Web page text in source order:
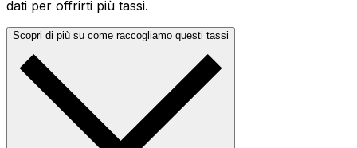
dati per offrirti più tassi.
Scopri di più su come raccogliamo questi tassi